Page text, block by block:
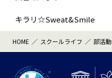
キラリ☆Sweat&Smile
HOME スクールライフ 部活動